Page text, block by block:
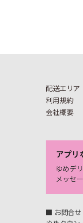
配送エリア
利用規約
会社概要
アプリ
ゆめデ
メッセ
■ お問合せ